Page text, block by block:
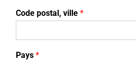
Code postal, ville*
Pays*